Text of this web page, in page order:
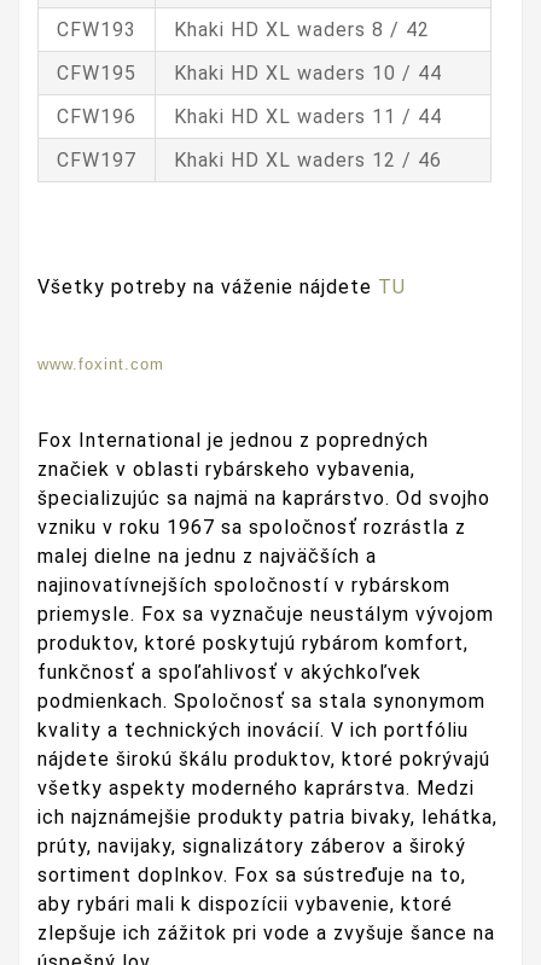
CFW193
Khaki HD XL waders 8 / 42
CFW195
Khaki HD XL waders 10 / 44
CFW196
Khaki HD XL waders 11 / 44
CFW197
Khaki HD XL waders 12 / 46
Všetky potreby na váženie nájdete TU
www.foxint.com
Fox International je jednou z popredných
značiek v oblasti rybárskeho vybavenia,
špecializujúc sa najmä na kaprárstvo. Od svojho
vzniku v roku 1967 sa spoločnosť rozrástla z
malej dielne na jednu z najväčších a
najinovatívnejších spoločností v rybárskom
priemysle. Fox sa vyznačuje neustálym vývojom
produktov, ktoré poskytujú rybárom komfort,
funkčnosť a spoľahlivosť v akýchkoľvek
podmienkach. Spoločnosť sa stala synonymom
kvality a technických inovácií. V ich portfóliu
nájdete širokú škálu produktov, ktoré pokrývajú
všetky aspekty moderného kaprárstva. Medzi
ich najznámejšie produkty patria bivaky, lehátka,
prúty, navijaky, signalizátory záberov a široký
sortiment doplnkov. Fox sa sústreďuje na to,
aby rybári mali k dispozícii vybavenie, ktoré
zlepšuje ich zážitok pri vode a zvyšuje šance na